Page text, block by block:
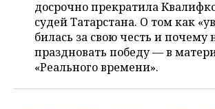
ОПК
ЭНЕРГЕТИКА
ТРАНСПОРТ
УСЛУГИ
МЕДИА
ТЕЛЕКОММУНИКАЦИИ
НОВОСТИ МЕРОПРИЯТИЙ
ВЫЕЗДНАЯ РЕДАКЦИЯ
БИЗНЕС-БРАНЧИ
СПОРТ
НОВОСТИ СПОРТА
ФУТБОЛ
ОБЩЕСТВО
НОВОСТИ ОБЩЕСТВА
ФОТОГАЛЕРЕЯ
досрочно прекратила
судей Татарстана. О том как
билась за свою честь и почему
праздновать победу — в
«Реального времени».